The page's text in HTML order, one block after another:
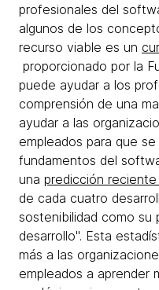
profesionales del
algunos de los
recurso viable es un
proporcionado por la
puede ayudar a los
comprensión de una
ayudar a las
empleados para que
fundamentos del
una predicción reciente
de cada cuatro
sostenibilidad como su
desarrollo". Esta
más a las
empleados a aprender